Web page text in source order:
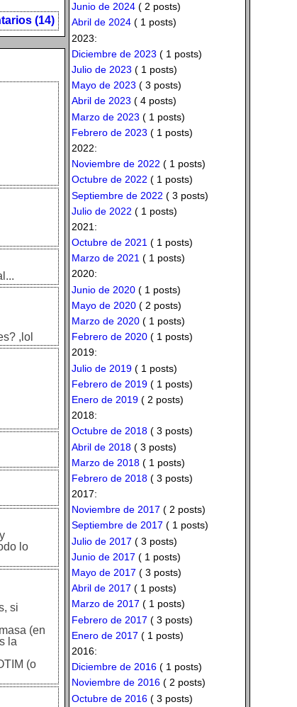
(14)
,lol
lo
si
(en
la
(o
Junio de 2024( 2 posts)
Abril de 2024( 1 posts)
2023:
Diciembre de 2023 ( 1 posts)
Julio de 2023 ( 1 posts)
Mayo de 2023 ( 3 posts)
Abril de 2023 ( 4 posts)
Marzo de 2023 ( 1 posts)
Febrero de 2023 ( 1 posts)
2022:
Noviembre de 2022 ( 1 posts)
Octubre de 2022 ( 1 posts)
Septiembre de 2022 ( 3 posts)
Julio de 2022 ( 1 posts)
2021:
Octubre de 2021 ( 1 posts)
Marzo de 2021( 1 posts)
2020:
Junio de 2020( 1 posts)
Mayo de 2020( 2 posts)
Marzo de 2020( 1 posts)
Febrero de 2020( 1 posts)
2019:
Julio de 2019( 1 posts)
Febrero de 2019( 1 posts)
Enero de 2019( 2 posts)
2018:
Octubre de 2018( 3 posts)
Abril de 2018( 3 posts)
Marzo de 2018( 1 posts)
Febrero de 2018( 3 posts)
2017:
Noviembre de 2017 ( 2 posts)
Septiembre de 2017 ( 1 posts)
Julio de 2017 ( 3 posts)
Junio de 2017 ( 1 posts)
Mayo de 2017 ( 3 posts)
Abril de 2017 ( 1 posts)
Marzo de 2017 ( 1 posts)
Febrero de 2017 ( 3 posts)
Enero de 2017 ( 1 posts)
2016:
Diciembre de 2016( 1 posts)
Noviembre de 2016( 2 posts)
Octubre de 2016( 3 posts)